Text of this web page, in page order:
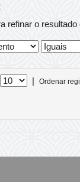
refinar o resultado
| Ordenar